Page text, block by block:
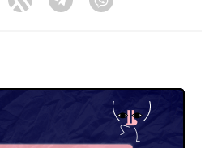
Twitter Telegram